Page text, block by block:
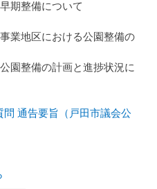
期整備について
業地区における公園整備の
園整備の計画と進捗状況に
通告要旨（戸田市議会公